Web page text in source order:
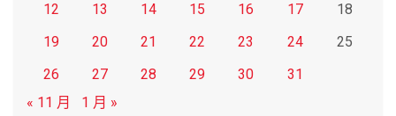
12 13 14 15 16 17
18
19
20 21 22 23 24
25
26
27 28 29 30
31
« 11 月
1 月 »